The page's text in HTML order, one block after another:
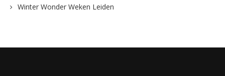
Winter Wonder Weken Leiden